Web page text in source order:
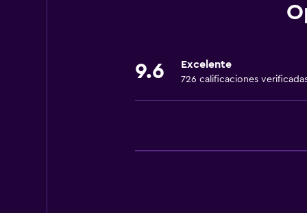
Artículos de aseo gratis
9.6 Excelente
726 calificaciones